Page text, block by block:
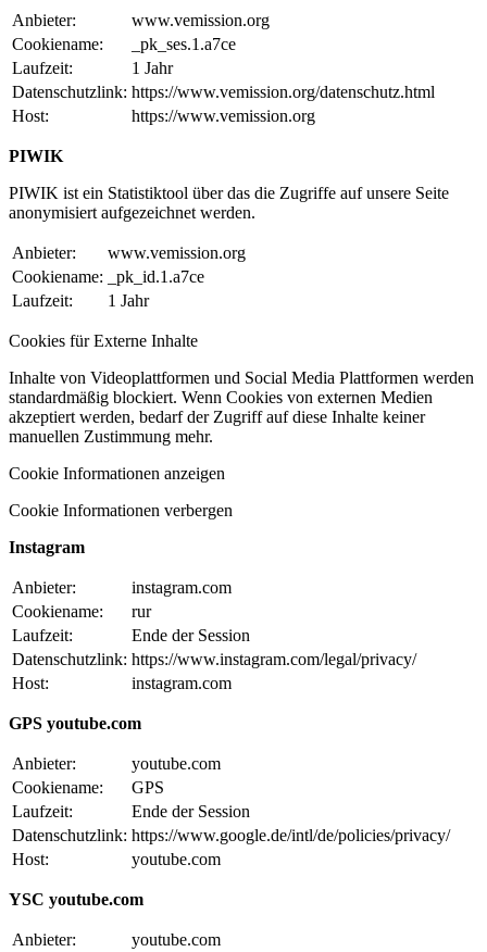
Anbieter:
www.vemission.org
Cookiename:
_pk_ses.1.a7ce
Laufzeit:
1 Jahr
Datenschutzlink: https://www.vemission.org/datenschutz.html
Host:
https://www.vemission.org
PIWIK
PIWIK ist ein Statistiktool über das die Zugriffe auf unsere Seite
anonymisiert aufgezeichnet werden.
Anbieter:
www.vemission.org
Cookiename:
_pk_id.1.a7ce
Laufzeit:
1 Jahr
Cookies für Externe Inhalte
Inhalte von Videoplattformen und Social Media Plattformen werden
standardmäßig blockiert. Wenn Cookies von externen Medien
akzeptiert werden, bedarf der Zugriff auf diese Inhalte keiner
manuellen Zustimmung mehr.
Cookie Informationen anzeigen
Cookie Informationen verbergen
Instagram
Anbieter:
instagram.com
Cookiename:
rur
Laufzeit:
Ende der Session
Datenschutzlink: https://www.instagram.com/legal/privacy/
Host:
instagram.com
GPS youtube.com
Anbieter:
youtube.com
Cookiename:
GPS
Laufzeit:
Ende der Session
Datenschutzlink: https://www.google.de/intl/de/policies/privacy/
Host:
youtube.com
YSC youtube.com
Anbieter:
youtube.com